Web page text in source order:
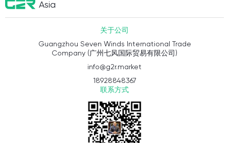
Asia
关于公司
Guangzhou Seven Winds International Trade
Company (广州七风国际贸易有限公司)
info@g2r.market
18928848367
联系方式